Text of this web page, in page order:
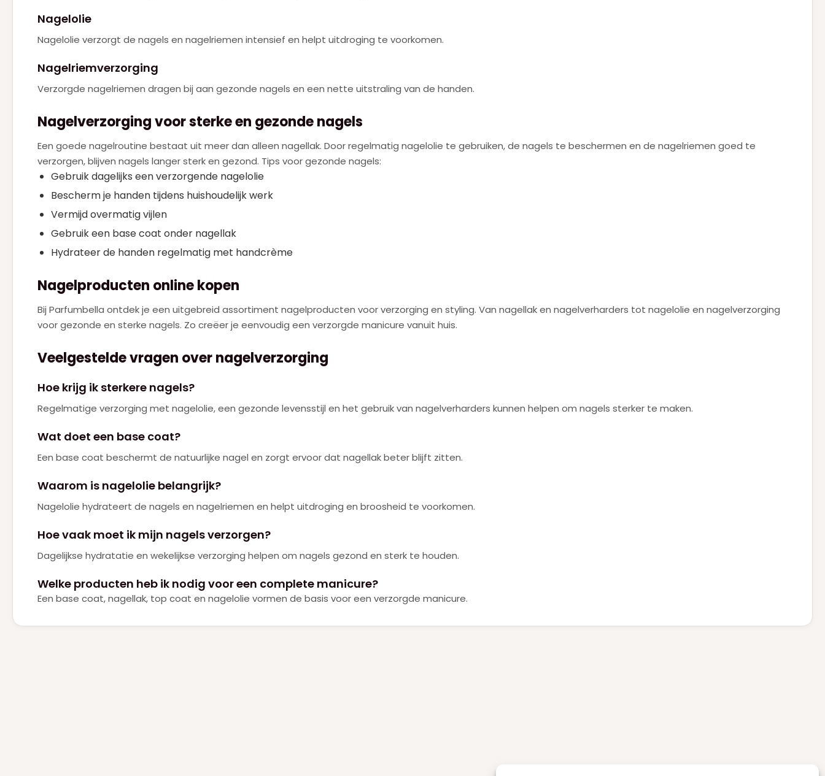
Roberto Cavalli
SERGE LUTENS(1)
SISLEY
TOM FORD (5)
VERSACE(3)
VIKTOR & ROLF (5)
YVES SAINT LAURENT(15)
ZADIG & VOLTAIRE(1)
Nagelolie
Nagelolie verzorgt de nagels en nagelriemen intensief en helpt uitdroging te voorkomen.
Nagelriemverzorging
Verzorgde nagelriemen dragen bij aan gezonde nagels en een nette uitstraling van de handen.
Nagelverzorging voor sterke en gezonde nagels
Een goede nagelroutine bestaat uit meer dan alleen nagellak. Door regelmatig nagelolie te gebruiken, de nagels te beschermen en de nagelriemen goed te
verzorgen, blijven nagels langer sterk en gezond. Tips voor gezonde nagels:
Gebruik dagelijks een verzorgende nagelolie
Bescherm je handen tijdens huishoudelijk werk
Vermijd overmatig vijlen
Gebruik een base coat onder nagellak
Hydrateer de handen regelmatig met handcrème
Nagelproducten online kopen
Bij Parfumbella ontdek je een uitgebreid assortiment nagelproducten voor verzorging en styling. Van nagellak en nagelverharders tot nagelolie en nagelverzorging
voor gezonde en sterke nagels. Zo creëer je eenvoudig een verzorgde manicure vanuit huis.
Veelgestelde vragen over nagelverzorging
Hoe krijg ik sterkere nagels?
Regelmatige verzorging met nagelolie, een gezonde levensstijl en het gebruik van nagelverharders kunnen helpen om nagels sterker te maken.
Wat doet een base coat?
Een base coat beschermt de natuurlijke nagel en zorgt ervoor dat nagellak beter blijft zitten.
Waarom is nagelolie belangrijk?
Nagelolie hydrateert de nagels en nagelriemen en helpt uitdroging en broosheid te voorkomen.
Hoe vaak moet ik mijn nagels verzorgen?
Dagelijkse hydratatie en wekelijkse verzorging helpen om nagels gezond en sterk te houden.
Welke producten heb ik nodig voor een complete manicure?
Een base coat, nagellak, top coat en nagelolie vormen de basis voor een verzorgde manicure.